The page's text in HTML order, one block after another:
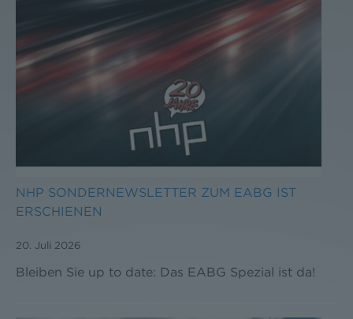
NHP SONDERNEWSLETTER ZUM EABG IST
ERSCHIENEN
20. Juli 2026
Bleiben Sie up to date: Das EABG Spezial ist da!